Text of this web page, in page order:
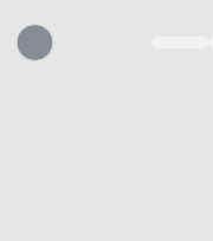
Lisa
INFORMAÇÃO